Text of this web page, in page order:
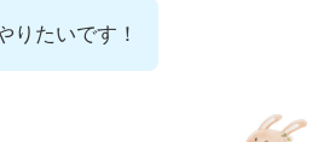
りたいです！